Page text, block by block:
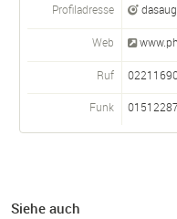
Profiladresse
Web
Ruf
Funk
Siehe auch